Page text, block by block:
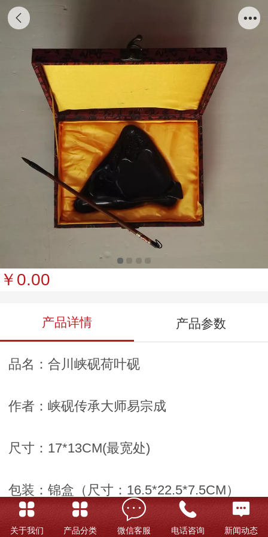
重庆地方特色工艺品合川峡砚荷叶砚太上渝礼
￥0.00
产品详情 产品参数
品名：合川峡砚荷叶砚
作者：峡砚传承大师易宗成
尺寸：17*13CM(最宽处)
包装：锦盒（尺寸：16.5*22.5*7.5CM）
销售商：重庆外事礼品供应商太上渝礼堂
关于我们 产品分类 微信客服 电话咨询 新闻动态